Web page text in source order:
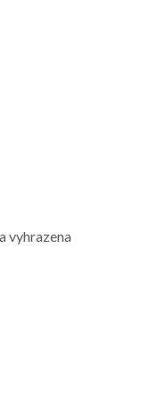
vyhrazena